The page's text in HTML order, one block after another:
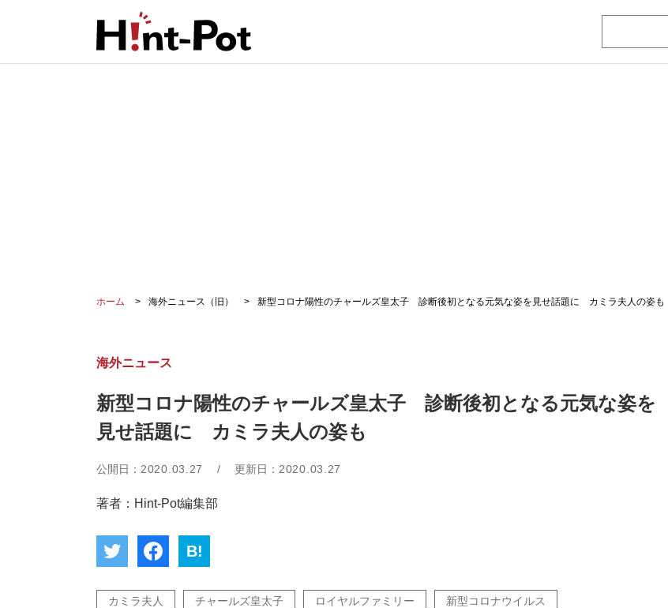
ホーム 海外ニュース（旧） 新型コロナ陽性のチャールズ皇太子 診断後初となる元気な姿を見せ話題に カミラ夫人の姿も
海外ニュース
新型コロナ陽性のチャールズ皇太子 診断後初となる元気な姿を
見せ話題に カミラ夫人の姿も
公開日： 2020.03.27 / 更新日： 2020.03.27
著者：Hint-Pot編集部
B!
カミラ夫人 チャールズ皇太子 ロイヤルファミリー 新型コロナウイルス